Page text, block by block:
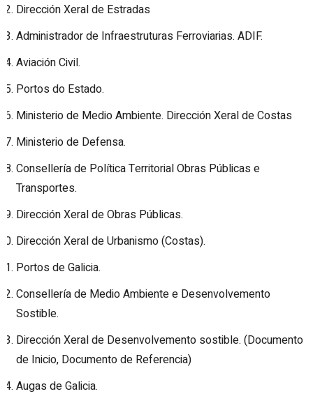
Dirección Xeral de Estradas
Administrador de Infraestruturas Ferroviarias. ADIF.
Aviación Civil.
Portos do Estado.
Ministerio de Medio Ambiente. Dirección Xeral de Costas
Ministerio de Defensa.
Consellería de Política Territorial Obras Públicas e
Transportes.
Dirección Xeral de Obras Públicas.
Dirección Xeral de Urbanismo (Costas).
Portos de Galicia.
Consellería de Medio Ambiente e Desenvolvemento
Sostible.
Dirección Xeral de Desenvolvemento sostible. (Documento
de Inicio, Documento de Referencia)
Augas de Galicia.